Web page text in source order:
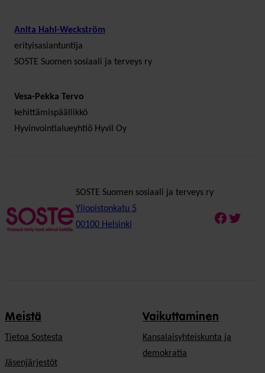
Anita Hahl-Weckström
erityisasiantuntija
SOSTE Suomen sosiaali ja terveys ry
Vesa-Pekka Tervo
kehittämispäällikkö
Hyvinvointialueyhtiö Hyvil Oy
SOSTE Suomen sosiaali ja terveys ry
Yliopistonkatu 5
00100 Helsinki
Meistä
Tietoa Sostesta
Jäsenjärjestöt
Vaikuttaminen
Kansalaisyhteiskunta ja
demokratia